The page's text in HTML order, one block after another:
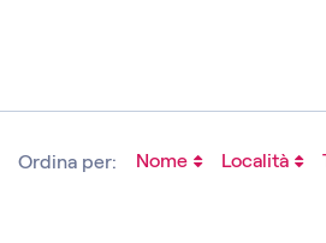
Ordina per: